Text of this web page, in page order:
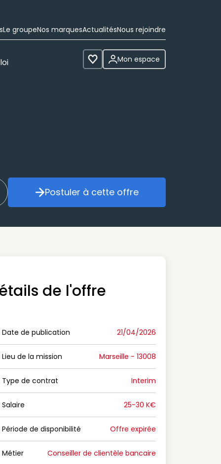
Le groupeNos marquesActualitésNous rejoindre
Voir les favoris
Mon espace
mon alerte Postuler à cette offre
Postuler à cette offre
de l'offre
Date de publication
Date de publication 21/04/2026
Lieu de la mission
Lieu de la mission Marseille - 13008
Type de contrat
Type de contrat Interim
Salaire
Salaire 25-30 K€
Période de disponibilité
Période de disponibilité Offre expirée
Métier Conseiller de clientèle bancaire